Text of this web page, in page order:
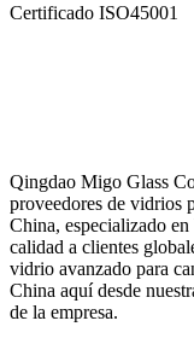
Certificado ISO45001
Qingdao Migo Glass
proveedores de vidrios
China, especializado
calidad a clientes
vidrio avanzado para
China aquí desde
de la empresa.